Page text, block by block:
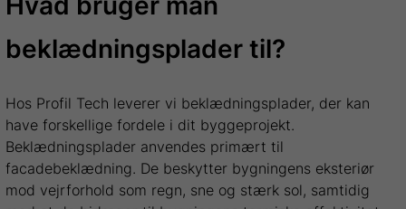
beklædningsplader til?
Hos Profil Tech leverer vi beklædningsplader, der kan
have forskellige fordele i dit byggeprojekt.
Beklædningsplader anvendes primært til
facadebeklædning. De beskytter bygningens eksteriør
mod vejrforhold som regn, sne og stærk sol, samtidig